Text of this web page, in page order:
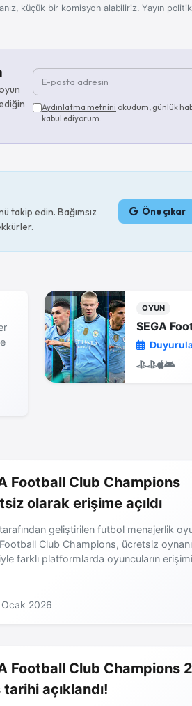
küçük bir komisyon alabiliriz.Yayın
Aydınlatma metnini okudum, günlük
kabul ediyorum.
takip edin. Bağımsız
Öne çıkar
OYUN
Football Club Champions
olarak erişime açıldı
geliştirilen futbol menajerlik
Club Champions, ücretsiz
farklı platformlarda oyuncuların
Ocak 2026
Football Club Champions
tarihi açıklandı!